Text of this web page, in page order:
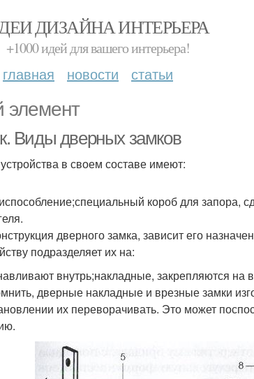
ДИЗАЙНА ИНТЕРЬЕРА
+1000 идей для вашего интерьера!
главная новости статьи
элемент
Виды дверных замков
в своем составе имеют:
короб для запора,
дверного замка, зависит его
подразделяет их на:
внутрь;накладные, закрепляются на
дверные накладные и врезные замки
их переворачивать. Это может